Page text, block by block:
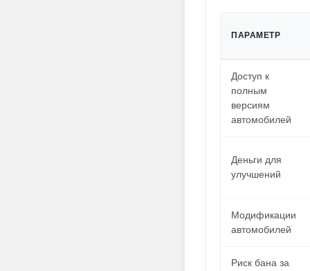
ПАРАМЕТР
Доступ к
полным
версиям
автомобилей
Деньги для
улучшений
Модификации
автомобилей
Риск бана за